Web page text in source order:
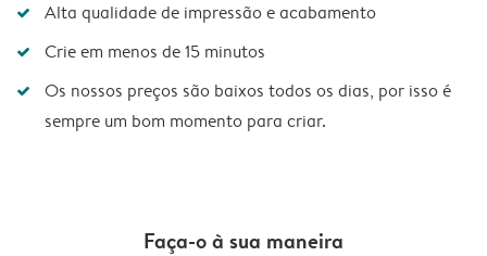
Alta qualidade de impressão e acabamento
Crie em menos de 15 minutos
Os nossos preços são baixos todos os dias, por isso é
sempre um bom momento para criar.
Faça-o à sua maneira